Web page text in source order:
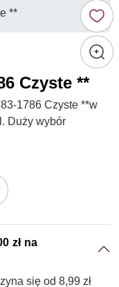
Czyste **
1786 Czyste **w
Duży wybór
zł na
się od 8,99 zł